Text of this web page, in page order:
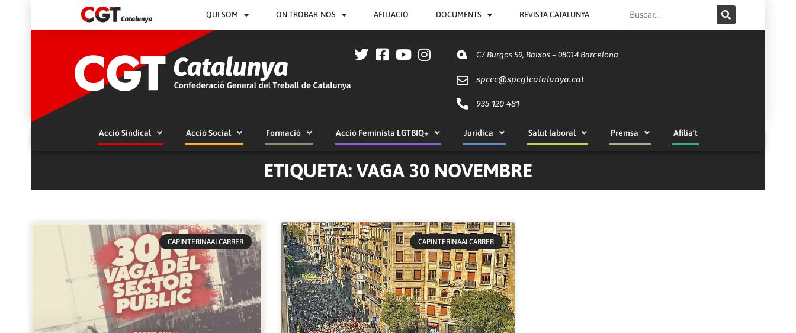
QUI SOM ON TROBAR-NOS AFILIACIÓ DOCUMENTS REVISTA CATALUNYA Search
C/ Burgos 59, Baixos – 08014 Barcelona
spccc@spcgtcatalunya.cat
935 120 481
Acció Sindical Acció Social Formació Acció Feminista LGTBIQ+ Jurídica Salut laboral Premsa Afilia’t
ETIQUETA: VAGA 30 NOVEMBRE
CAPINTERINAALCARRER CAPINTERINAALCARRER